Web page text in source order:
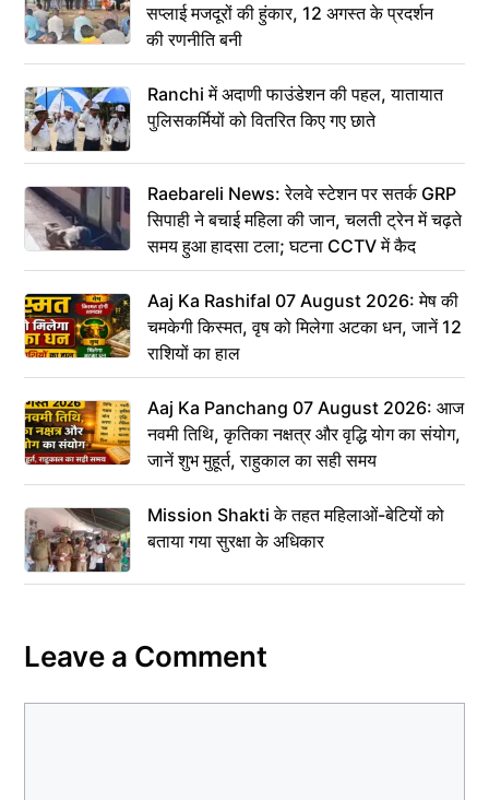
सप्लाई मजदूरों की हुंकार, 12 अगस्त के प्रदर्शन
की रणनीति बनी
Ranchi में अदाणी फाउंडेशन की पहल, यातायात
पुलिसकर्मियों को वितरित किए गए छाते
Raebareli News: रेलवे स्टेशन पर सतर्क GRP
सिपाही ने बचाई महिला की जान, चलती ट्रेन में चढ़ते
समय हुआ हादसा टला; घटना CCTV में कैद
Aaj Ka Rashifal 07 August 2026: मेष की
चमकेगी किस्मत, वृष को मिलेगा अटका धन, जानें 12
राशियों का हाल
Aaj Ka Panchang 07 August 2026: आज
नवमी तिथि, कृतिका नक्षत्र और वृद्धि योग का संयोग,
जानें शुभ मुहूर्त, राहुकाल का सही समय
Mission Shakti के तहत महिलाओं-बेटियों को
बताया गया सुरक्षा के अधिकार
Leave a Comment